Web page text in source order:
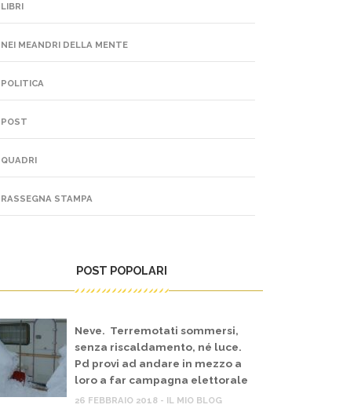
LIBRI
NEI MEANDRI DELLA MENTE
POLITICA
POST
QUADRI
RASSEGNA STAMPA
POST POPOLARI
Neve. Terremotati sommersi,
senza riscaldamento, né luce.
Pd provi ad andare in mezzo a
loro a far campagna elettorale
26 FEBBRAIO 2018 - IL MIO BLOG